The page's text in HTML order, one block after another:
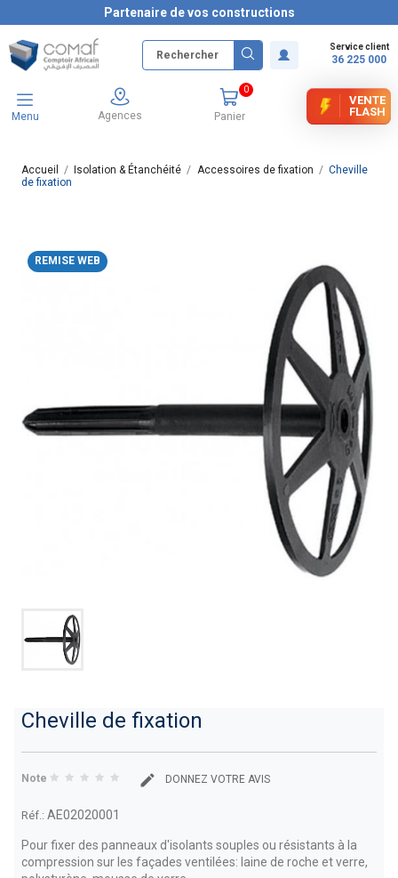
Partenaire de vos constructions
Service client
36 225 000
Menu Agences Panier
0
VENTE
FLASH
Accueil Isolation & Étanchéité Accessoires de fixation
Cheville
de fixation
REMISE WEB
Cheville de fixation
Note DONNEZ VOTRE AVIS
Réf.: AE02020001
Pour fixer des panneaux d'isolants souples ou résistants à la
compression sur les façades ventilées: laine de roche et verre,